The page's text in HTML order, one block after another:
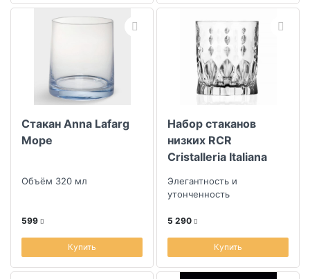
Стакан Anna Lafarg
Море
Объём 320 мл
599
Купить
Набор стаканов
низких RCR
Cristalleria Italiana
Элегантность и
утонченность
5 290
Купить